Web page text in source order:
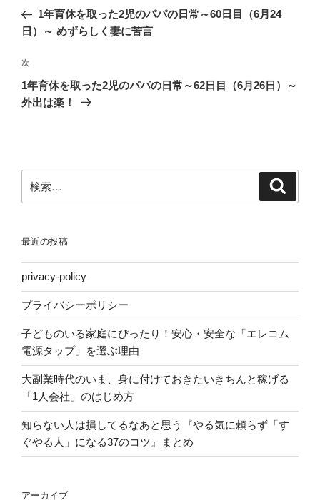
ナ
ゲ
ー
シ
の
投
1年育休を取った2児のパパの日常～60日目（6月24
日）～ めずらしく妻に苦言
次
の
投
次
1年育休を取った2児のパパの日常～62日目（6月26日）～
外出は楽！
索:
最近の投稿
privacy-policy
プライバシーポリシー
子どものいる家庭にぴったり！安心・安全な「エレコム
電源タップ」を選ぶ理由
大副業時代のいま、身に付けておきたいきちんと稼げる
「1人会社」のはじめ方
知らない人は損してるなあと思う『やる気に頼らず「す
ぐやる人」になる37のコツ』まとめ
アーカイブ